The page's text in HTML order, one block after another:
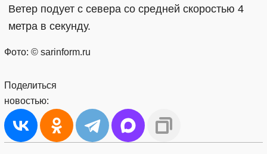
Ветер подует с севера со средней скоростью 4
метра в секунду.
Фото: © sarinform.ru
Поделиться
новостью: